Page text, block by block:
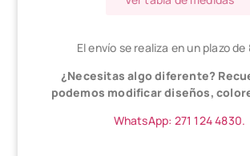
El envío se realiza en un plazo de
¿Necesitas algo diferente?
podemos modificar diseños,
WhatsApp: 271 124 4830.